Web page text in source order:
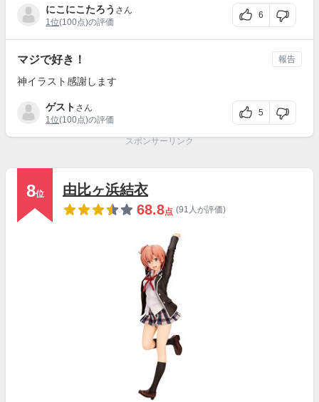
にこにこたろう さん
1位(100点)の評価
6
マジで好き！
神イラスト感謝します
ゲスト さん
1位(100点)の評価
5
報告
スポンサーリンク
8位
由比ヶ浜結衣
68.8点 (91人が評価)